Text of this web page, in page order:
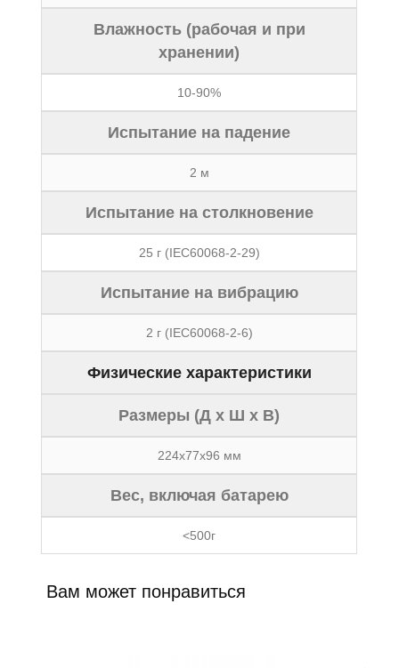
Влажность (рабочая и при
хранении)
10-90%
Испытание на падение
2 м
Испытание на столкновение
25 г (IEC60068-2-29)
Испытание на вибрацию
2 г (IEC60068-2-6)
Физические характеристики
Размеры (Д x Ш x В)
224x77x96 мм
Вес, включая батарею
<500г
Вам может понравиться